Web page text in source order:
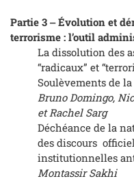
Partie 3 ‒ Évolution et
terrorisme : l’outil
La dissolution des
“radicaux” et
Soulèvements de
Bruno Domingo,
et Rachel Sarg
Déchéance de la
des discours
institutionnelles
Montassir Sakhi